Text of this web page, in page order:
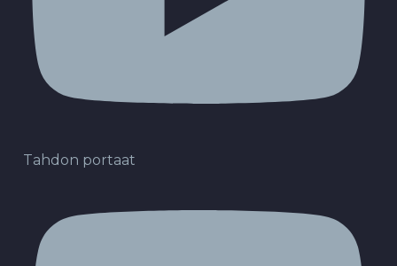
Tahdon portaat